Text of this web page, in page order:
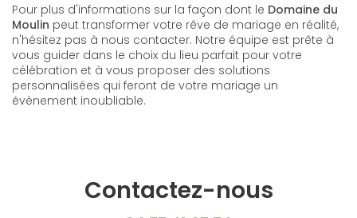
Pour plus d'informations sur la façon dont le Domaine du
Moulin peut transformer votre rêve de mariage en réalité,
n'hésitez pas à nous contacter. Notre équipe est prête à
vous guider dans le choix du lieu parfait pour votre
célébration et à vous proposer des solutions
personnalisées qui feront de votre mariage un
événement inoubliable.
Contactez-nous